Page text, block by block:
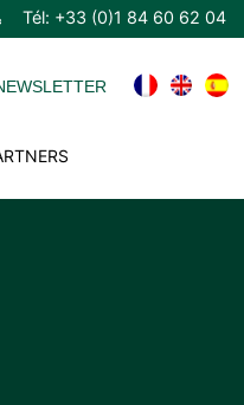
Tél: +33 (0)1 84 60 62 04